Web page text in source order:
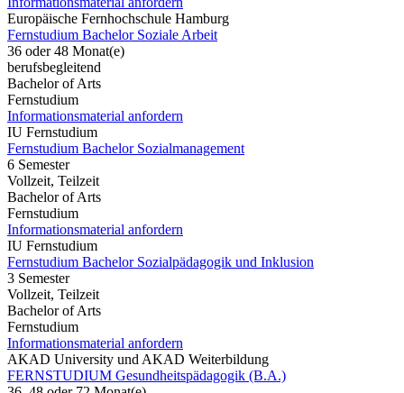
Europäische Fernhochschule Hamburg
Fernstudium Bachelor Soziale Arbeit
36 oder 48 Monat(e)
berufsbegleitend
Bachelor of Arts
Fernstudium
Informationsmaterial anfordern
IU Fernstudium
Fernstudium Bachelor Sozialmanagement
6 Semester
Vollzeit, Teilzeit
Bachelor of Arts
Fernstudium
Informationsmaterial anfordern
IU Fernstudium
Fernstudium Bachelor Sozialpädagogik und Inklusion
3 Semester
Vollzeit, Teilzeit
Bachelor of Arts
Fernstudium
Informationsmaterial anfordern
AKAD University und AKAD Weiterbildung
FERNSTUDIUM Gesundheitspädagogik (B.A.)